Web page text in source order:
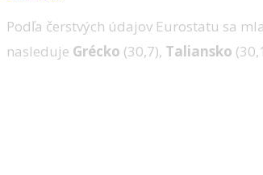
Podľa čerstvých údajov Eurostatu sa
nasleduje Grécko (30,7), Taliansko